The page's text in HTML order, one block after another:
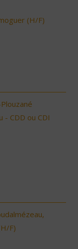
(H/F)
CDD ou CDI
F)